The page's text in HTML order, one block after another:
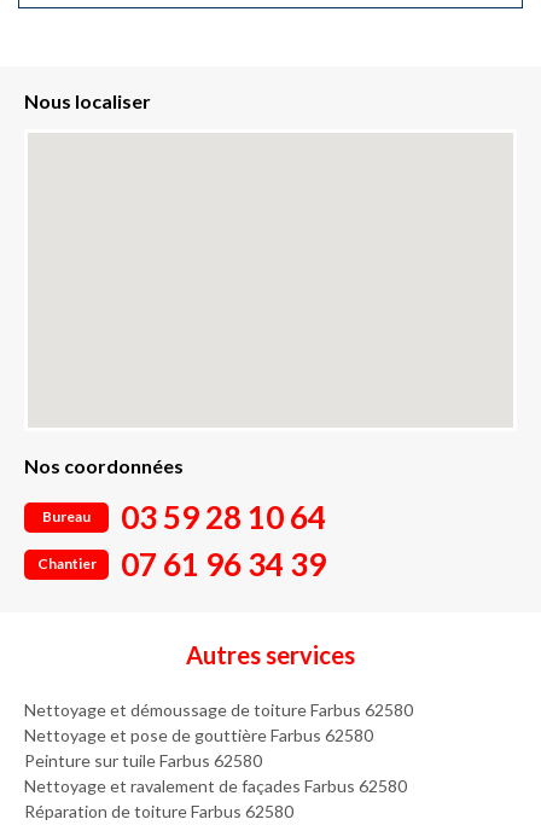
Nous localiser
Nos coordonnées
Bureau 03 59 28 10 64
Chantier 07 61 96 34 39
Autres services
Nettoyage et démoussage de toiture Farbus 62580
Nettoyage et pose de gouttière Farbus 62580
Peinture sur tuile Farbus 62580
Nettoyage et ravalement de façades Farbus 62580
Réparation de toiture Farbus 62580